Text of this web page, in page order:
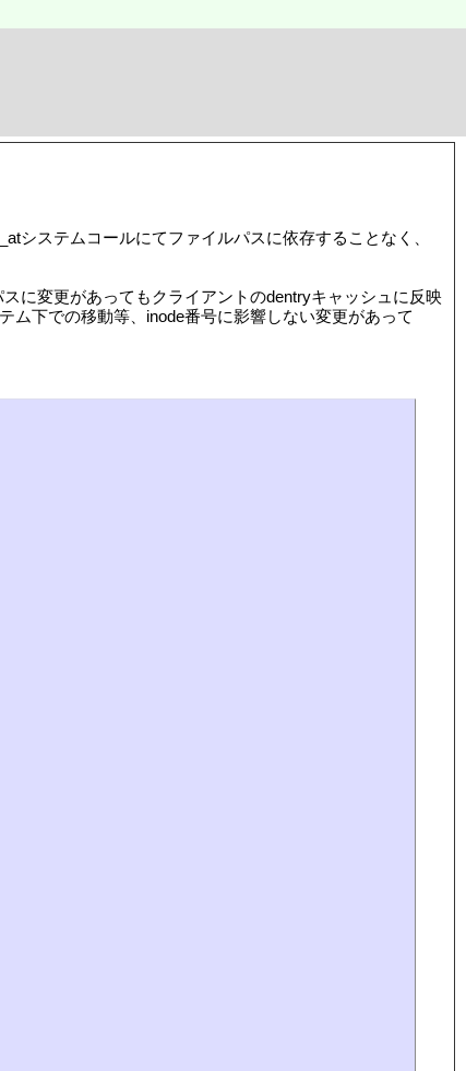
システムコールにてファイルパスに依存することなく、
に変更があってもクライアントのdentryキャッシュに反映
ム下での移動等、inode番号に影響しない変更があって